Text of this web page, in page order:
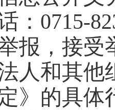
： 0715-
报，接受
人和其他
》的具体